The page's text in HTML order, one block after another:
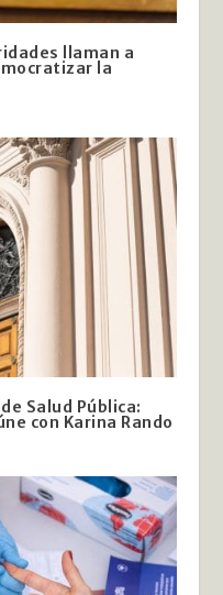
llaman a
la
Salud Pública:
con Karina Rando